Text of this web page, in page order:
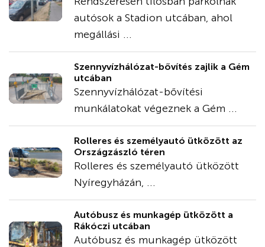
autósok a Stadion utcában, ahol
megállási ...
Szennyvízhálózat-bővítés zajlik a Gém
utcában
Szennyvízhálózat-bővítési
munkálatokat végeznek a Gém ...
Rolleres és személyautó ütközött az
Országzászló téren
Rolleres és személyautó ütközött
Nyíregyházán, ...
Autóbusz és munkagép ütközött a
Rákóczi utcában
Autóbusz és munkagép ütközött